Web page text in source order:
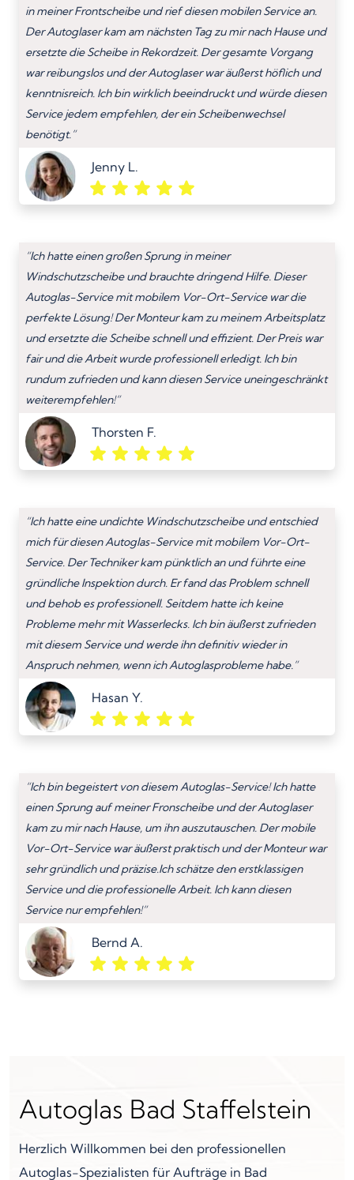
in meiner Frontscheibe und rief diesen mobilen Service an.
Der Autoglaser kam am nächsten Tag zu mir nach Hause und
ersetzte die Scheibe in Rekordzeit. Der gesamte Vorgang
war reibungslos und der Autoglaser war äußerst höflich und
kenntnisreich. Ich bin wirklich beeindruckt und würde diesen
Service jedem empfehlen, der ein Scheibenwechsel
benötigt.”
Jenny L.
“Ich hatte einen großen Sprung in meiner
Windschutzscheibe und brauchte dringend Hilfe. Dieser
Autoglas-Service mit mobilem Vor-Ort-Service war die
perfekte Lösung! Der Monteur kam zu meinem Arbeitsplatz
und ersetzte die Scheibe schnell und effizient. Der Preis war
fair und die Arbeit wurde professionell erledigt. Ich bin
rundum zufrieden und kann diesen Service uneingeschränkt
weiterempfehlen!”
Thorsten F.
“Ich hatte eine undichte Windschutzscheibe und entschied
mich für diesen Autoglas-Service mit mobilem Vor-Ort-
Service. Der Techniker kam pünktlich an und führte eine
gründliche Inspektion durch. Er fand das Problem schnell
und behob es professionell. Seitdem hatte ich keine
Probleme mehr mit Wasserlecks. Ich bin äußerst zufrieden
mit diesem Service und werde ihn definitiv wieder in
Anspruch nehmen, wenn ich Autoglasprobleme habe.”
Hasan Y.
“Ich bin begeistert von diesem Autoglas-Service! Ich hatte
einen Sprung auf meiner Fronscheibe und der Autoglaser
kam zu mir nach Hause, um ihn auszutauschen. Der mobile
Vor-Ort-Service war äußerst praktisch und der Monteur war
sehr gründlich und präzise.Ich schätze den erstklassigen
Service und die professionelle Arbeit. Ich kann diesen
Service nur empfehlen!”
Bernd A.
Autoglas Bad Staffelstein
Herzlich Willkommen bei den professionellen
Autoglas-Spezialisten für Aufträge in Bad